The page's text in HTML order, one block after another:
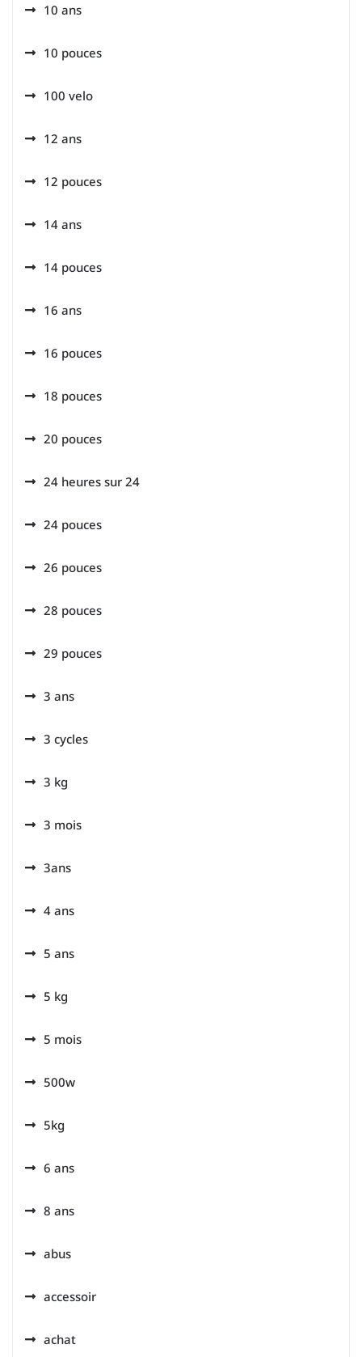
10 ans
10 pouces
100 velo
12 ans
12 pouces
14 ans
14 pouces
16 ans
16 pouces
18 pouces
20 pouces
24 heures sur 24
24 pouces
26 pouces
28 pouces
29 pouces
3 ans
3 cycles
3 kg
3 mois
3ans
4 ans
5 ans
5 kg
5 mois
500w
5kg
6 ans
8 ans
abus
accessoir
achat